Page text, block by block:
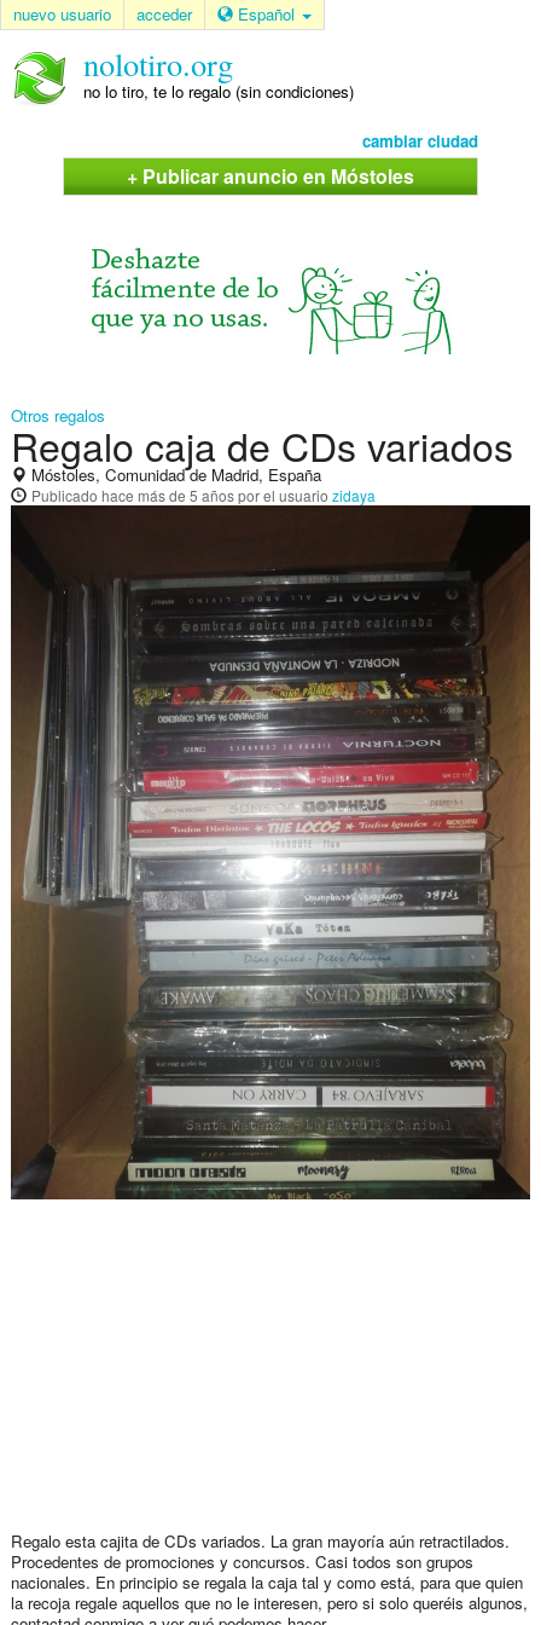
nuevo usuario acceder Español
nolotiro.org
no lo tiro, te lo regalo (sin condiciones)
cambiar ciudad
+ Publicar anuncio en Móstoles
Otros regalos
Regalo caja de CDs variados
Móstoles, Comunidad de Madrid, España
Publicado hace más de 5 añospor el usuario zidaya
Regalo esta cajita de CDs variados. La gran mayoría aún retractilados.
Procedentes de promociones y concursos. Casi todos son grupos
nacionales. En principio se regala la caja tal y como está, para que quien
la recoja regale aquellos que no le interesen, pero si solo queréis algunos,